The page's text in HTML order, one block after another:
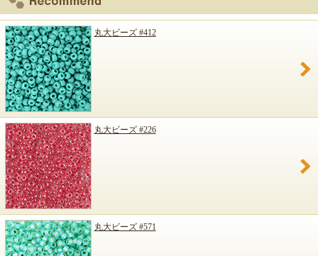
丸大ビーズ #412
丸大ビーズ #226
丸大ビーズ #571